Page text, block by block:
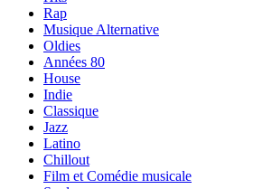
Rap
Musique Alternative
Oldies
Années 80
House
Indie
Classique
Jazz
Latino
Chillout
Film et Comédie musicale